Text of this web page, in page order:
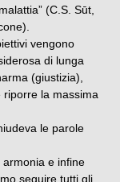
(C.S. Sūt,
vengono
di lunga
(giustizia),
la massima
le parole
e infine
seguire tutti gli